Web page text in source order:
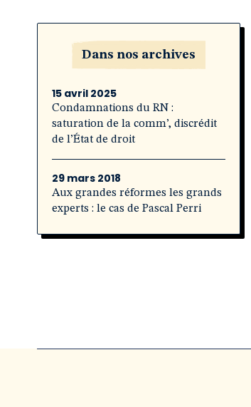
Dans nos archives
15 avril 2025
Condamnations du RN :
saturation de la comm’, discrédit
de l’État de droit
29 mars 2018
Aux grandes réformes les grands
experts : le cas de Pascal Perri